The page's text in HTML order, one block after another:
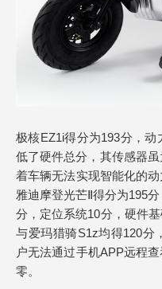
极核EZ1i得分为193分，
低了硬件总分，其传感器
着车辆无法实现智能化的
雅迪摩登光芒Ⅱ得分为195
分，定位系统10分，硬件
与爱玛猎骑S1z均得120分
户无法通过手机APP远程
零。